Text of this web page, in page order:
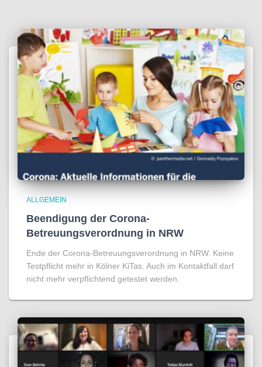
ALLGEMEIN
Beendigung der Corona-
Betreuungsverordnung in NRW
Ende der Corona-Betreuungsverordnung in NRW. Keine
Testpflicht mehr in Kölner KiTas. Auch im Kontaktfall darf
nicht mehr verpflichtend getestet werden.